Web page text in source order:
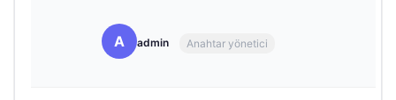
A admin Anahtar yönetici